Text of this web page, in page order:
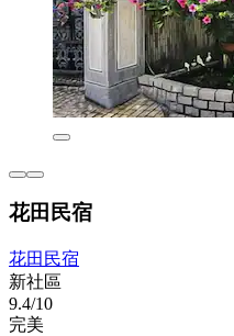
花田民宿
花田民宿
新社區
9.4/10
完美